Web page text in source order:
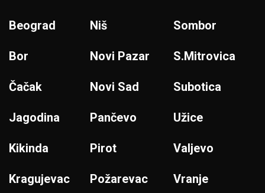
Beograd
Bor
Čačak
Jagodina
Kikinda
Kragujevac
Niš
Novi Pazar
Novi Sad
Pančevo
Pirot
Požarevac
Sombor
S.Mitrovica
Subotica
Užice
Valjevo
Vranje